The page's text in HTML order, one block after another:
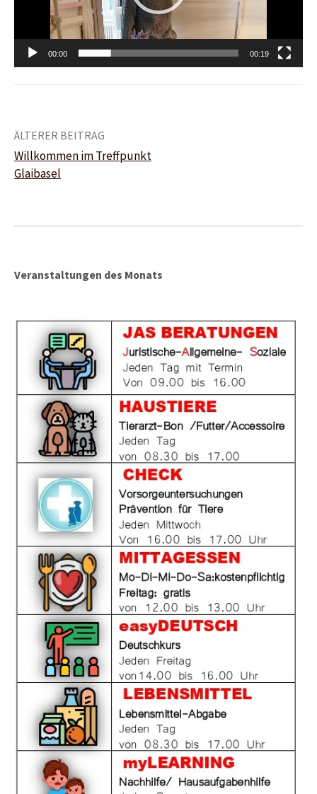
00:00 00:19
Beitrags-
Navigation
ÄLTERER BEITRAG
Willkommen im Treffpunkt
Glaibasel
Veranstaltungen des Monats